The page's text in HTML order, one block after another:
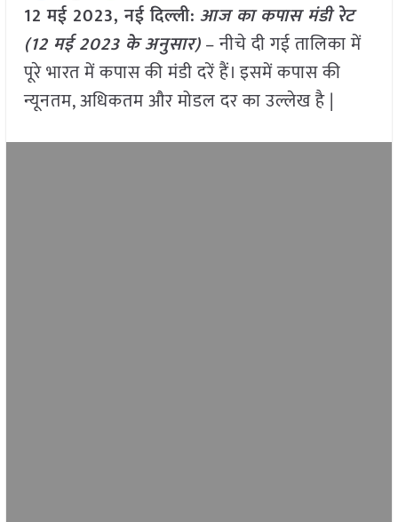
12 मई 2023, नई दिल्ली: आज का कपास मंडी रेट
(12 मई 2023 के अनुसार)– नीचे दी गई तालिका में
पूरे भारत में कपास की मंडी दरें हैं। इसमें कपास की
न्यूनतम, अधिकतम और मोडल दर का उल्लेख है |